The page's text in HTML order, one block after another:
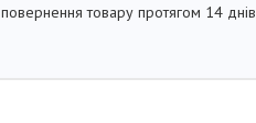
повернення товару протягом 14 днів